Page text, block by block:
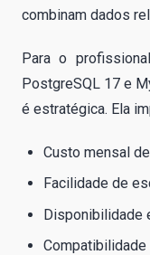
combinam dados
Para o
PostgreSQL 17 e
é estratégica. Ela
Custo mensal
Facilidade de
Disponibilidade